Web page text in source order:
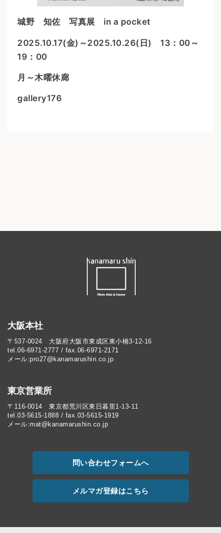
城野 知佐 写真展 in a pocket
2025.10.17(金)～2025.10.26(日) 13：00～
19：00
月～木曜休廊
gallery176
大阪本社
〒537-0024 大阪府大阪市東成区東小橋3-12-16
tel.06-6971-2777 / fax.06-6971-2171
メール:pro27@kanamarushin.co.jp​
東京営業所
〒116-0014 東京都荒川区東日暮里1-13-11
tel.03-5615-1888 / fax.03-5615-1919
メール:mat@kanamarushin.co.jp
問い合わせフォームへ
メルマガ登録はこちら